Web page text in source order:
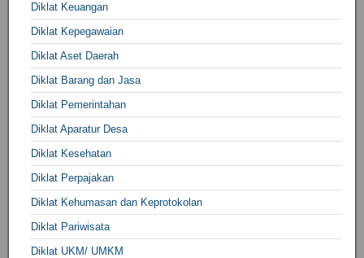
Diklat Keuangan
Diklat Kepegawaian
Diklat Aset Daerah
Diklat Barang dan Jasa
Diklat Pemerintahan
Diklat Aparatur Desa
Diklat Kesehatan
Diklat Perpajakan
Diklat Kehumasan dan Keprotokolan
Diklat Pariwisata
Diklat UKM/ UMKM